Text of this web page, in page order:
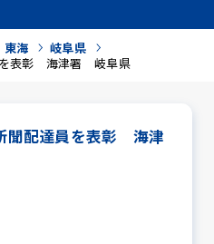
ュース
東海
岐阜県
表彰 海津署 岐阜県
配達員を表彰 海津